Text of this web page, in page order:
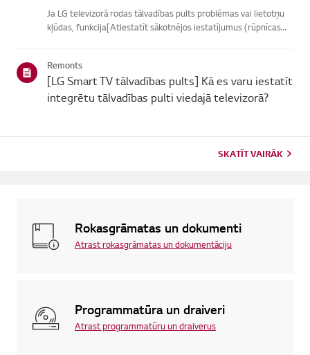
Ja LG televizorā rodas tālvadības pults problēmas vai lietotņu
kļūdas, funkcija[Atiestatīt sākotnējos iestatījumus (rūpnīcas
Remonts
[LG Smart TV tālvadības pults] Kā es varu iestatīt
integrētu tālvadības pulti viedajā televizorā?
SKATĪT VAIRĀK
Rokasgrāmatas un dokumenti
Atrast rokasgrāmatas un dokumentāciju
Programmatūra un draiveri
Atrast programmatūru un draiverus